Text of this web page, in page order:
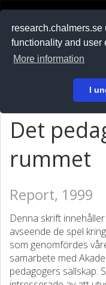
functionality and user
More information
I
På svenska
Det
rummet
Report, 1999
Denna skrift
avseende de spel
som genomfördes
samarbete med
pedagogers sällskap.